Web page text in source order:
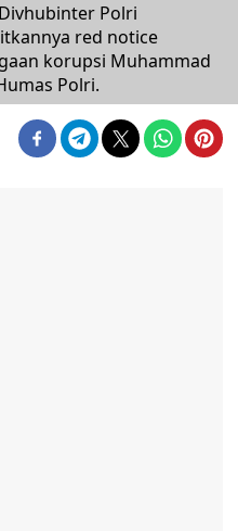
Polri
red notice
korupsi Muhammad
Polri.